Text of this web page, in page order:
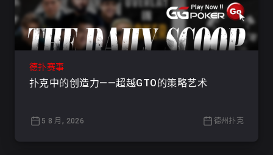
德扑赛事
扑克中的创造力——超越GTO的策略艺术
5 8 月, 2026 德州扑克